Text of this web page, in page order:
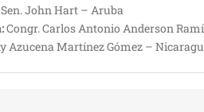
Sen. John Hart – Aruba
Congr. Carlos Antonio Anderson
Azucena Martínez Gómez –